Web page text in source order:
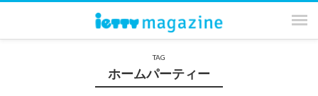
TAG
ホームパーティー